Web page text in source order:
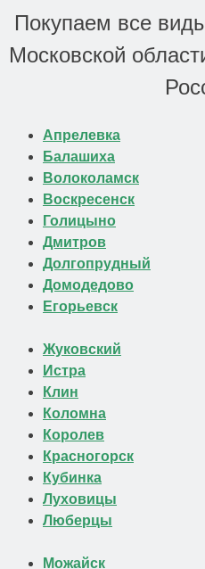
Покупаем все
Московской
Апрелевка
Балашиха
Волоколамск
Воскресенск
Голицыно
Дмитров
Долгопрудный
Домодедово
Егорьевск
Жуковский
Истра
Клин
Коломна
Королев
Красногорск
Кубинка
Луховицы
Люберцы
Можайск